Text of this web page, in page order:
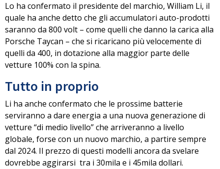
Lo ha confermato il presidente del marchio, William Li, il
quale ha anche detto che gli accumulatori auto-prodotti
saranno da 800 volt – come quelli che danno la carica alla
Porsche Taycan – che si ricaricano più velocemente di
quelli da 400, in dotazione alla maggior parte delle
vetture 100% con la spina.
Tutto in proprio
Li ha anche confermato che le prossime batterie
serviranno a dare energia a una nuova generazione di
vetture “di medio livello” che arriveranno a livello
globale, forse con un nuovo marchio, a partire sempre
dal 2024. Il prezzo di questi modelli ancora da svelare
dovrebbe aggirarsi tra i 30mila e i 45mila dollari.